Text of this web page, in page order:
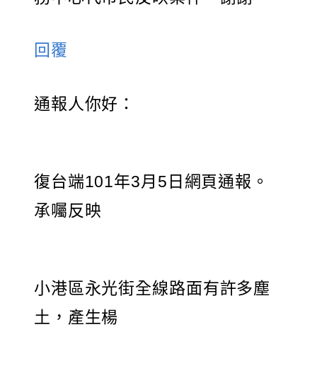
回覆
通報人你好：
復台端101年3月5日網頁通報。
承囑反映
小港區永光街全線路面有許多塵
土，產生楊